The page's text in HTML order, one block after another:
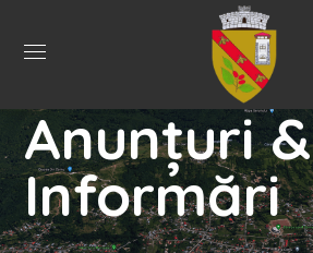
Anunțuri &
Informări